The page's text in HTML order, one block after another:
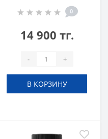
0
14 900 тг.
- +
В КОРЗИНУ